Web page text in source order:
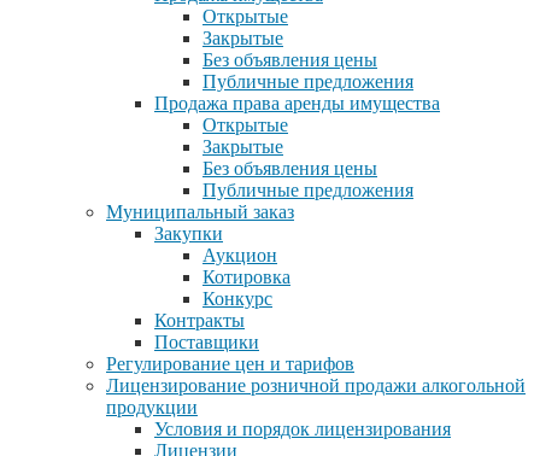
Открытые
Закрытые
Без объявления цены
Публичные предложения
Продажа права аренды имущества
Открытые
Закрытые
Без объявления цены
Публичные предложения
Муниципальный заказ
Закупки
Аукцион
Котировка
Конкурс
Контракты
Поставщики
Регулирование цен и тарифов
Лицензирование розничной продажи алкогольной
продукции
Условия и порядок лицензирования
Лицензии